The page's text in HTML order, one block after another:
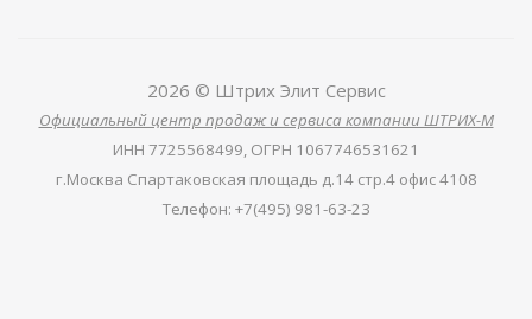
2026 © Штрих Элит Сервис
Официальный центр продаж и сервиса компании ШТРИХ-М
ИНН 7725568499, ОГРН 1067746531621
г.Москва Спартаковская площадь д.14 стр.4 офис 4108
Телефон: +7(495) 981-63-23